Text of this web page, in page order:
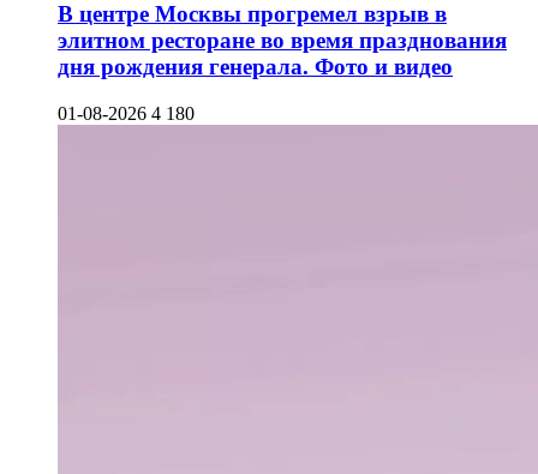
В центре Москвы прогремел взрыв в
элитном ресторане во время празднования
дня рождения генерала. Фото и видео
01-08-2026 4 180